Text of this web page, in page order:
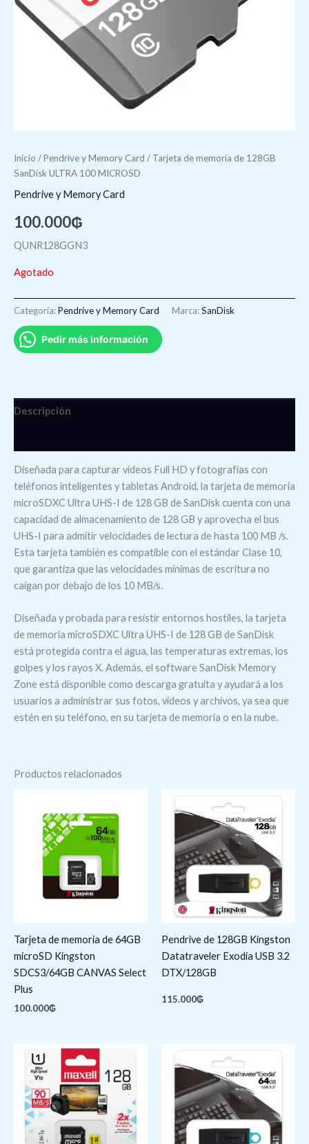
Inicio /Pendrive y Memory Card / Tarjeta de memoria de 128GB
SanDisk ULTRA 100 MICROSD
Pendrive y Memory Card
100.000₲
QUNR128GGN3
Agotado
Categoría:Pendrive y Memory Card Marca:SanDisk
Pedir más información
Descripción
Diseñada para capturar videos Full HD y fotografías con
teléfonos inteligentes y tabletas Android, la tarjeta de memoria
microSDXC Ultra UHS-I de 128 GB de SanDisk cuenta con una
capacidad de almacenamiento de 128 GB y aprovecha el bus
UHS-I para admitir velocidades de lectura de hasta 100 MB /s.
Esta tarjeta también es compatible con el estándar Clase 10,
que garantiza que las velocidades mínimas de escritura no
caigan por debajo de los 10 MB/s.
Diseñada y probada para resistir entornos hostiles, la tarjeta
de memoria microSDXC Ultra UHS-I de 128 GB de SanDisk
está protegida contra el agua, las temperaturas extremas, los
golpes y los rayos X. Además, el software SanDisk Memory
Zone está disponible como descarga gratuita y ayudará a los
usuarios a administrar sus fotos, videos y archivos, ya sea que
estén en su teléfono, en su tarjeta de memoria o en la nube.
Productos relacionados
Tarjeta de memoria de 64GB
microSD Kingston
SDCS3/64GB CANVAS Select
Plus
100.000₲
Pendrive de 128GB Kingston
Datatraveler Exodia USB 3.2
DTX/128GB
115.000₲